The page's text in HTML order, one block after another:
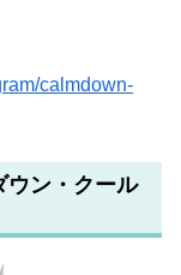
calmdown-
ウン・クール